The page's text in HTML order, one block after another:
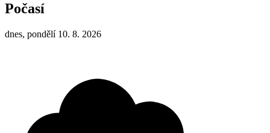
Počasí
dnes, pondělí 10. 8. 2026